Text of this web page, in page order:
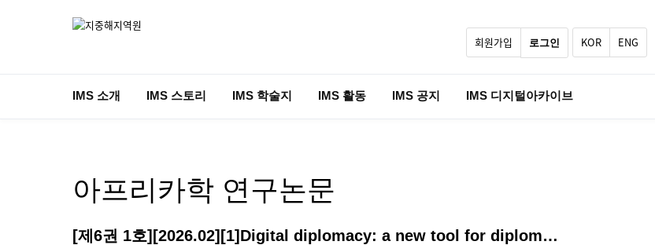
회원가입 로그인 KOR ENG
IMS 소개 IMS 스토리 IMS 학술지 IMS 활동 IMS 공지 IMS 디지털아카이브
아프리카학 연구논문
[제6권 1호][2026.02][1]Digital diplomacy: a new tool for diplom…